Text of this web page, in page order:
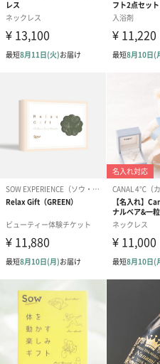
シーズンブーケ（ひま
わり）（1,880円）
ブー
ーン
ドライフラワー・プリザーブ
自然のお花で作ったドライフラ
梱します。
一部花材が写真と異なる場合が
い。パッケージに入れてお届け
プリザーブドフラワー
ブーケ（ピンク）
（2,580円）
プリ
ブー
（